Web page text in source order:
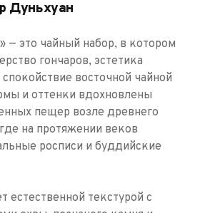
Дуньхуан
— это чайный набор, в котором
гончаров, эстетика
восточной чайной
и оттенки вдохновлены
пещер возле древнего
на протяжении веков
росписи и буддийские
естественной текстурой с